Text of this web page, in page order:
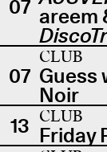
07 areem
07
CLUB
Guess
Noir
13 CLUB
Friday